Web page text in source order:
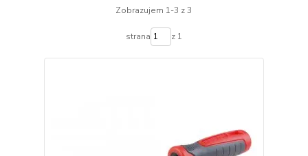
Zobrazujem 1-3 z 3
strana z 1